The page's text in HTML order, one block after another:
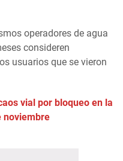
operadores de agua
consideren
usuarios que se vieron
vial por bloqueo en la
noviembre